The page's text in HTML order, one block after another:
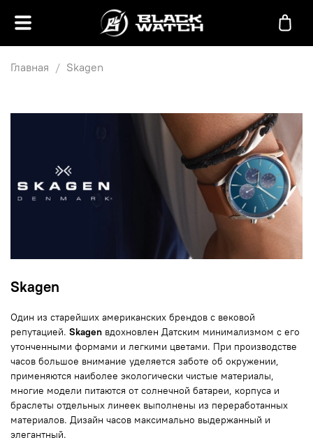
Главная Skagen
Skagen
Один из старейших американских брендов с вековой
репутацией. Skagen вдохновлен Датским минимализмом с его
утонченными формами и легкими цветами. При производстве
часов большое внимание уделяется заботе об окружении,
применяются наиболее экологически чистые материалы,
многие модели питаются от солнечной батареи, корпуса и
браслеты отдельных линеек выполнены из переработанных
материалов. Дизайн часов максимально выдержанный и
элегантный.